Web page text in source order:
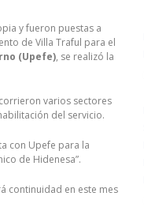
y fueron puestas a
de Villa Traful para el
(Upefe), se realizó la
varios sectores
del servicio.
con Upefe para la
de Hidenesa”.
continuidad en este mes